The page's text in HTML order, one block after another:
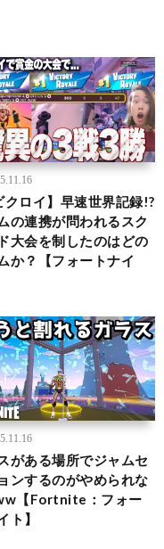
クロイ】早速世界記録!?
の連携が問われるスク
大会を制したのはどの
か？【フォートナイ
がある場所でジャムセ
ンするのがやめられな
【Fortnite：フォー
ト】